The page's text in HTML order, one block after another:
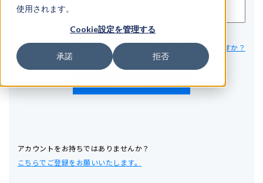
使用されます。
Cookie設定を管理する
承諾 拒否
パスワードをお忘れですか？
アカウントをお持ちではありませんか？
こちらでご登録をお願いいたします。